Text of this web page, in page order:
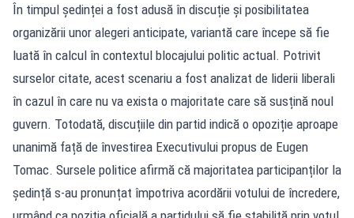
În timpul ședinței a fost adusă în discuție și posibilitatea
organizării unor alegeri anticipate, variantă care începe să fie
luată în calcul în contextul blocajului politic actual. Potrivit
surselor citate, acest scenariu a fost analizat de liderii liberali
în cazul în care nu va exista o majoritate care să susțină noul
guvern. Totodată, discuțiile din partid indică o opoziție aproape
unanimă față de învestirea Executivului propus de Eugen
Tomac. Sursele politice afirmă că majoritatea participanților la
ședință s-au pronunțat împotriva acordării votului de încredere,